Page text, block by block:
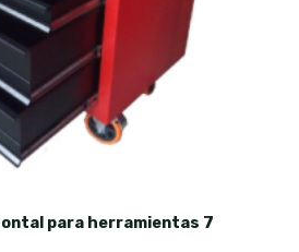
para herramientas 7